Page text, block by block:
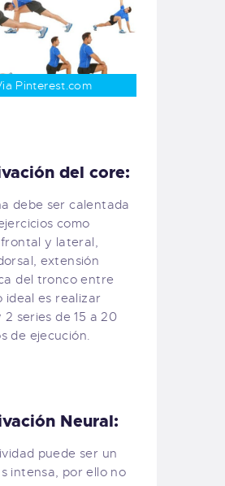
Pinterest.com
del core:
debe ser calentada
como
y lateral,
extensión
del tronco entre
ideal es realizar
2 series de 15 a 20
de ejecución.
Neural:
puede ser un
intensa, por ello no